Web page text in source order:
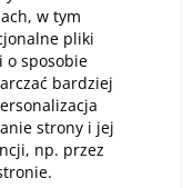
w tym
pliki
o sposobie
bardziej
strony i jej
np. przez